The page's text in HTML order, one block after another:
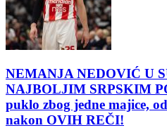
NEMANJA NEDOVIĆ U
NAJBOLJIM SRPSKIM
puklo zbog jedne majice,
nakon OVIH REČI!